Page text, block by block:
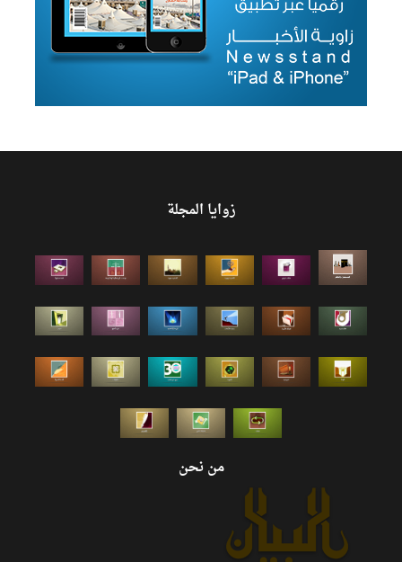
زوايا المجلة
من نحن